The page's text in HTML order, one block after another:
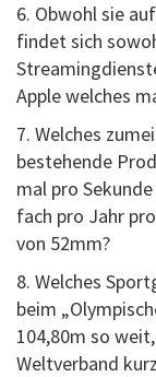
6. Obwohl sie
findet sich
Apple welches
7. Welches
bestehende
mal pro
fach pro Jahr
von 52mm?
8. Welches
beim
104,80m so
Weltverband